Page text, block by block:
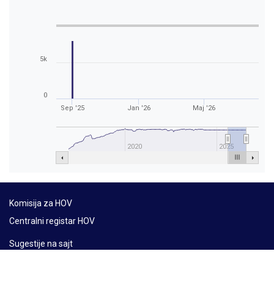
Sep '25 Jan '26 Maj '26
2020 2025
0
5k
Komisija za HOV
Centralni registar HOV
Sugestije na sajt